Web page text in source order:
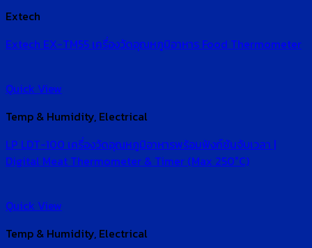
Extech
Extech EX-TM55 เครื่องวัดอุณหภูมิอาหาร Food Thermometer
Quick View
Temp & Humidity, Electrical
LP LDT-100 เครื่องวัดอุณหภูมิอาหารพร้อมฟังก์ชันจับเวลา |
Digital Meat Thermometer & Timer (Max 250°C)
Quick View
Temp & Humidity, Electrical